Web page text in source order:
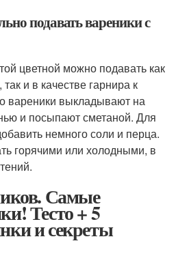
подавать вареники с
цветной можно подавать как
и в качестве гарнира к
выкладывают на
и посыпают сметаной. Для
немного соли и перца.
горячими или холодными, в
Самые
Тесто + 5
и секреты